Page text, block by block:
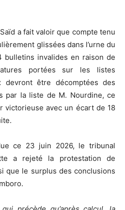
a fait valoir que compte tenu
glissées dans l’urne du
bulletins invalides en raison de
portées sur les listes
devront être décomptées des
par la liste de M. Nourdine, ce
victorieuse avec un écart de 18
ce 23 juin 2026, le tribunal
a rejeté la protestation de
que le surplus des conclusions